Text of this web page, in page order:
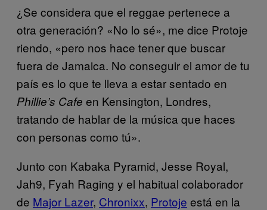
¿Se considera que el reggae pertenece a
otra generación? «No lo sé», me dice Protoje
riendo, «pero nos hace tener que buscar
fuera de Jamaica. No conseguir el amor de tu
país es lo que te lleva a estar sentado en
Phillie’s Cafe en Kensington, Londres,
tratando de hablar de la música que haces
con personas como tú».
Junto con Kabaka Pyramid, Jesse Royal,
Jah9, Fyah Raging y el habitual colaborador
de Major Lazer, Chronixx, Protoje está en la